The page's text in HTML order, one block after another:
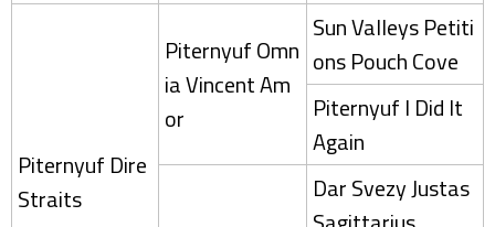
Piternyuf Dire
Straits
Piternyuf Omn
ia Vincent Am
or
Sun Valleys Petiti
ons Pouch Cove
Piternyuf I Did It
Again
Dar Svezy Justas